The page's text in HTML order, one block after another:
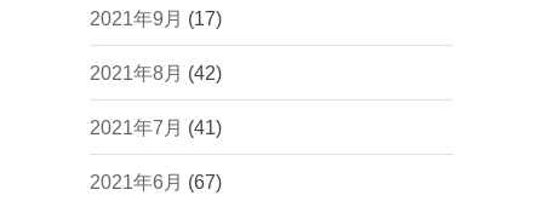
2021年9月 (17)
2021年8月 (42)
2021年7月 (41)
2021年6月 (67)